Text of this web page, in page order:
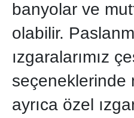
banyolar ve
olabilir.
ızgaralarımız
seçeneklerinde
ayrıca özel